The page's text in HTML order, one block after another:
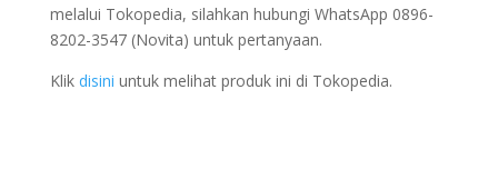
melalui Tokopedia, silahkan hubungi WhatsApp 0896-
8202-3547 (Novita) untuk pertanyaan.
Klik disini untuk melihat produk ini di Tokopedia.